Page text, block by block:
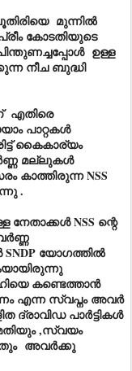
മുന്നിൽ
കോടതിയുടെ
ഉള്ള
നീച ബുദ്ധി
എതിരെ
പാറ്റകൾ
കൈകാര്യം
മല്ലുകൾ
കാത്തിരുന്ന NSS
.
NSS ന്റെ
യോഗത്തിൽ
കണ്ടെത്താൻ
എന്ന സ്വപ്നം അവർ
ദ്രാവിഡ പാർട്ടികൾ
,സ്വയം
അവർക്കു